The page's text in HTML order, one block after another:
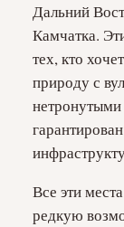
Дальний
Камчатка.
тех, кто
природу с
нетронутыми
Все эти
редкую